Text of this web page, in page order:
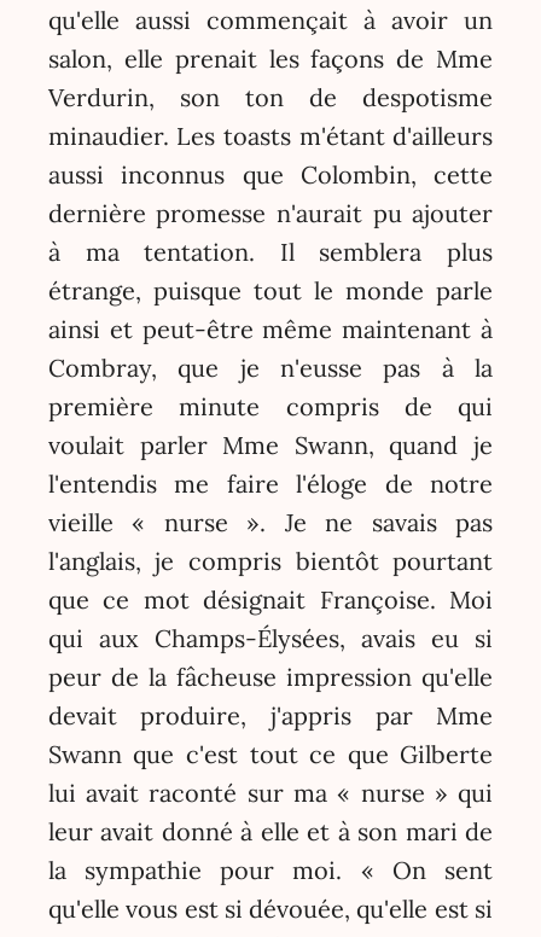
qu'elle aussi commençait à avoir un
salon, elle prenait les façons de Mme
Verdurin, son ton de despotisme
minaudier. Les toasts m'étant d'ailleurs
aussi inconnus que Colombin, cette
dernière promesse n'aurait pu ajouter
à ma tentation. Il semblera plus
étrange, puisque tout le monde parle
ainsi et peut-être même maintenant à
Combray, que je n'eusse pas à la
première minute compris de qui
voulait parler Mme Swann, quand je
l'entendis me faire l'éloge de notre
vieille « nurse ». Je ne savais pas
l'anglais, je compris bientôt pourtant
que ce mot désignait Françoise. Moi
qui aux Champs-Élysées, avais eu si
peur de la fâcheuse impression qu'elle
devait produire, j'appris par Mme
Swann que c'est tout ce que Gilberte
lui avait raconté sur ma « nurse » qui
leur avait donné à elle et à son mari de
la sympathie pour moi. « On sent
qu'elle vous est si dévouée, qu'elle est si